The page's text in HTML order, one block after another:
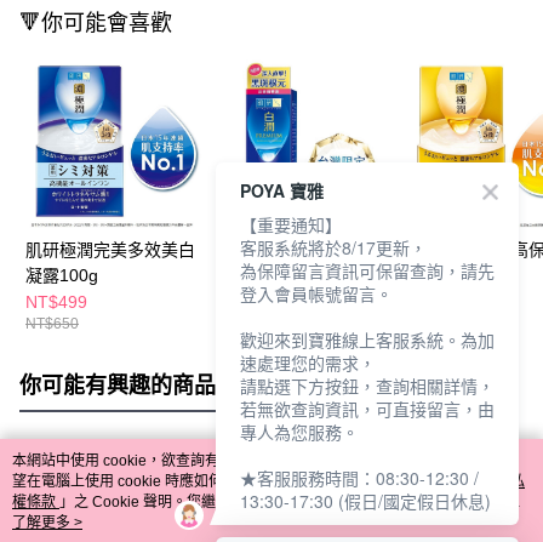
🔻你可能會喜歡
肌研極潤完美多效美白
凝露100g
NT$499
NT$650
肌研白潤高效美白淡斑
精華30g
NT$549
肌研極潤完美高
效凝露100g
你可能有興趣的商品 全站排行
熱門標籤
本網站中使用 cookie，欲查詢有關本網站使用 cookie 方式之詳情，及若您不希
望在電腦上使用 cookie 時應如何變更電腦的 cookie 設定，請參閱本網站「
隱私
權條款 」之 Cookie 聲明。您繼續使用本網站即表示您同意本公司得按本網站使
用條款之 Cookie 聲明使用 cookie。
了解更多 >
POYA 寶雅
【重要通知】
客服系統將於8/17更新，
為保障留言資訊可保留查詢，請先
登入會員帳號留言。
歡迎來到寶雅線上客服系統。為加
速處理您的需求，
請點選下方按鈕，查詢相關詳情，
若無欲查詢資訊，可直接留言，由
專人為您服務。
★客服服務時間：08:30-12:30 /
13:30-17:30 (假日/國定假日休息)